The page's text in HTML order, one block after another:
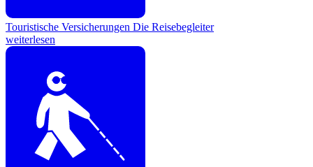
Touristische Versicherungen Die Reisebegleiter
weiterlesen